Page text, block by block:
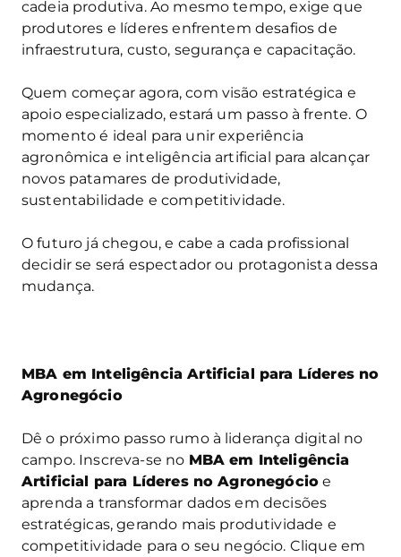
cadeia produtiva. Ao mesmo tempo, exige que
produtores e líderes enfrentem desafios de
infraestrutura, custo, segurança e capacitação.
Quem começar agora, com visão estratégica e
apoio especializado, estará um passo à frente. O
momento é ideal para unir experiência
agronômica e inteligência artificial para alcançar
novos patamares de produtividade,
sustentabilidade e competitividade.
O futuro já chegou, e cabe a cada profissional
decidir se será espectador ou protagonista dessa
mudança.
MBA em Inteligência Artificial para Líderes no
Agronegócio
Dê o próximo passo rumo à liderança digital no
campo. Inscreva-se no MBA em Inteligência
Artificial para Líderes no Agronegócio e
aprenda a transformar dados em decisões
estratégicas, gerando mais produtividade e
competitividade para o seu negócio. Clique em